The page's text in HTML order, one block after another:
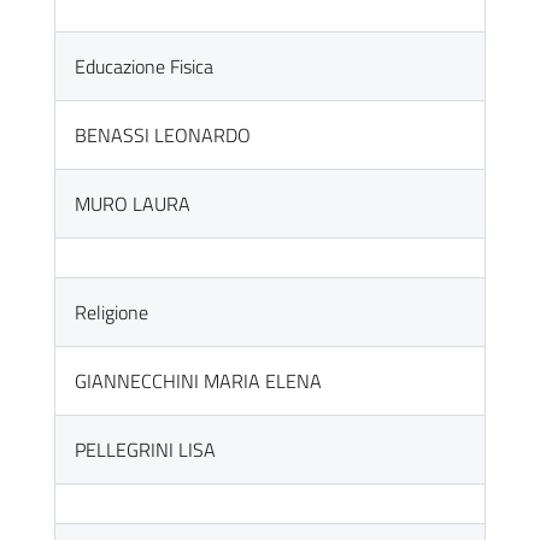
Educazione Fisica
BENASSI LEONARDO
MURO LAURA
Religione
GIANNECCHINI MARIA ELENA
PELLEGRINI LISA